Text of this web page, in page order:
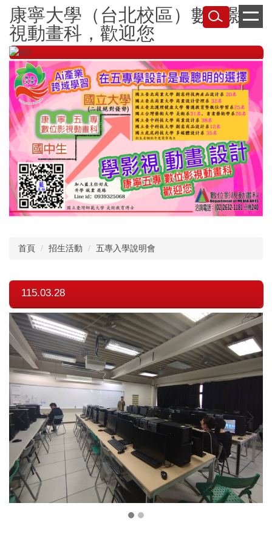
跳
到
主
要
內
容
康寧大學（台北校區）數位影
視動畫科，歡迎您
首頁 招生活動 五專入學說明會
115.03.28